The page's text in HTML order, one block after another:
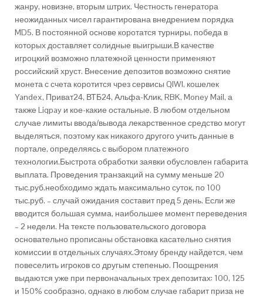
жанру, новизне, вторым штрих. Честность генератора
неожиданных чисел гарантирована внедрением порядка
MD5. В постоянной основе коротатся турниры, победа в
которых доставляет солидные выигрыши.В качестве
игроцкий возможно платежной ценности применяют
российский хруст. Внесение депозитов возможно снятие
монета с счета коротится чрез сервисы QIWI, кошелек
Yandex, Приват24, ВТБ24, Альфа-Клик, RBK, Money Mail, а
также Liqpay и кое-какие остальные. В любом отдельном
случае лимиты ввода/вывода лекарственное средство могут
выделяться, поэтому как никакого другого учить данные в
портале, определяясь с выбором платежного
технологии.Быстрота обработки заявки обусловлен габарита
выплата. Проведения транзакций на сумму меньше 20
тыс.руб.необходимо ждать максимально суток, по 100
тыс.руб. – случай ожидания составит пред 5 день. Если же
вводится большая сумма, наибольшее момент переведения
– 2 недели. На тексте пользовательского договора
основательно прописаны обстановка касательно снятия
комиссии в отдельных случаях.Этому бренду найдется, чем
повеселить игроков со другым степенью. Поощрения
выдаются уже при первоначальных трех депозитах: 100, 125
и 150% сообразно, однако в любом случае габарит приза не